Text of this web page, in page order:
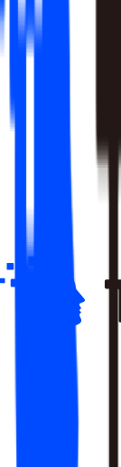
新产品上线前搭
3
付费转化率异常
新付费功能上线
付费路径 A/B 测
某游戏公司 · 付
团队对漏斗起点
需求场景→浏览
成支付确认，并